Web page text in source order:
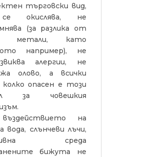
търговски вид,
окислява, не
(за разлика от
метали, като
например), не
алергии, не
олово, а всички
колко опасен е този
за човешкия
на
вода, слънчеви лъчи,
среда
бижута не